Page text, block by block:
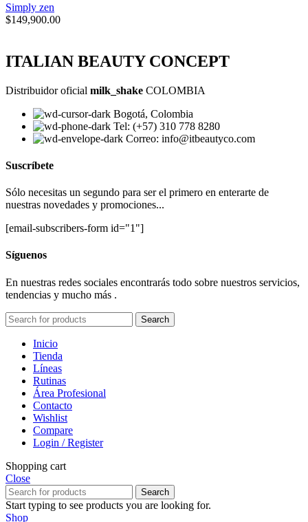
Simply zen
$149,900.00
ITALIAN BEAUTY CONCEPT
Distribuidor oficial milk_shake COLOMBIA
Bogotá, Colombia
Tel: (+57) 310 778 8280
Correo: info@itbeautyco.com
Suscríbete
Sólo necesitas un segundo para ser el primero en enterarte de
nuestras novedades y promociones...
[email-subscribers-form id="1"]
Síguenos
En nuestras redes sociales encontrarás todo sobre nuestros servicios,
tendencias y mucho más .
Search
Inicio
Tienda
Líneas
Rutinas
Área Profesional
Contacto
Wishlist
Compare
Login / Register
Shopping cart
Close
Search
Start typing to see products you are looking for.
Shop